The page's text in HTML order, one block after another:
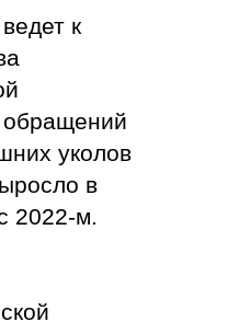
к
обращений
уколов
в
2022-м.